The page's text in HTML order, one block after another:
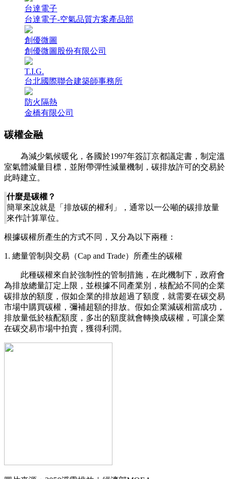
台達電子
台達電子-空氣品質方案產品部
創優微圖
創優微圖股份有限公司
T.I.G.
台北國際聯合建築師事務所
防火隔熱
金橋有限公司
碳權金融
為減少氣候暖化，各國於1997年簽訂京都議定書，制定溫
室氣體減量目標，並附帶彈性減量機制，碳排放許可的交易於
此時建立。
什麼是碳權？
簡單來說就是「排放碳的權利」，通常以一公噸的碳排放量
來作計算單位。
根據碳權所產生的方式不同，又分為以下兩種：
1. 總量管制與交易（Cap and Trade）所產生的碳權
此種碳權來自於強制性的管制措施，在此機制下，政府會
為排放總量訂定上限，並根據不同產業別，核配給不同的企業
碳排放的額度，假如企業的排放超過了額度，就需要在碳交易
市場中購買碳權，彌補超額的排放。假如企業減碳相當成功，
排放量低於核配額度，多出的額度就會轉換成碳權，可讓企業
在碳交易市場中拍賣，獲得利潤。